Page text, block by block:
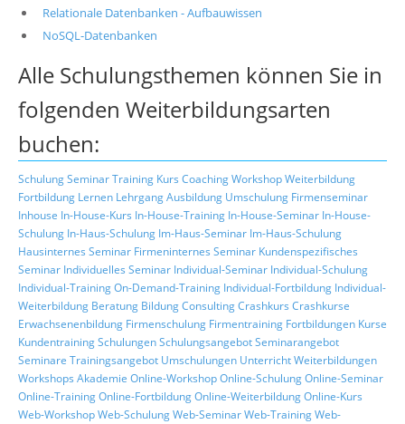
Relationale Datenbanken - Aufbauwissen
NoSQL-Datenbanken
Alle Schulungsthemen können Sie in
folgenden Weiterbildungsarten
buchen:
SchulungSeminarTraining Kurs CoachingWorkshopWeiterbildung
Fortbildung Lernen LehrgangAusbildung Umschulung Firmenseminar
Inhouse In-House-Kurs In-House-Training In-House-Seminar In-House-
Schulung In-Haus-Schulung Im-Haus-Seminar Im-Haus-Schulung
Hausinternes Seminar Firmeninternes Seminar Kundenspezifisches
Seminar Individuelles Seminar Individual-Seminar Individual-Schulung
Individual-TrainingOn-Demand-Training Individual-Fortbildung Individual-
Weiterbildung Beratung BildungConsultingCrashkurs Crashkurse
Erwachsenenbildung Firmenschulung Firmentraining Fortbildungen Kurse
KundentrainingSchulungenSchulungsangebotSeminarangebot
Seminare Trainingsangebot Umschulungen UnterrichtWeiterbildungen
Workshops Akademie Online-WorkshopOnline-SchulungOnline-Seminar
Online-TrainingOnline-FortbildungOnline-WeiterbildungOnline-Kurs
Web-WorkshopWeb-SchulungWeb-SeminarWeb-TrainingWeb-